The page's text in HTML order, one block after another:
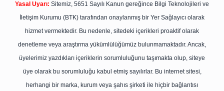
Yasal Uyarı: Sitemiz, 5651 Sayılı Kanun gereğince Bilgi Teknolojileri ve
İletişim Kurumu (BTK) tarafından onaylanmış bir Yer Sağlayıcı olarak
hizmet vermektedir. Bu nedenle, sitedeki içerikleri proaktif olarak
denetleme veya araştırma yükümlülüğümüz bulunmamaktadır. Ancak,
üyelerimiz yazdıkları içeriklerin sorumluluğunu taşımakta olup, siteye
üye olarak bu sorumluluğu kabul etmiş sayılırlar. Bu internet sitesi,
herhangi bir marka, kurum veya şahıs şirketi ile hiçbir bağlantısı